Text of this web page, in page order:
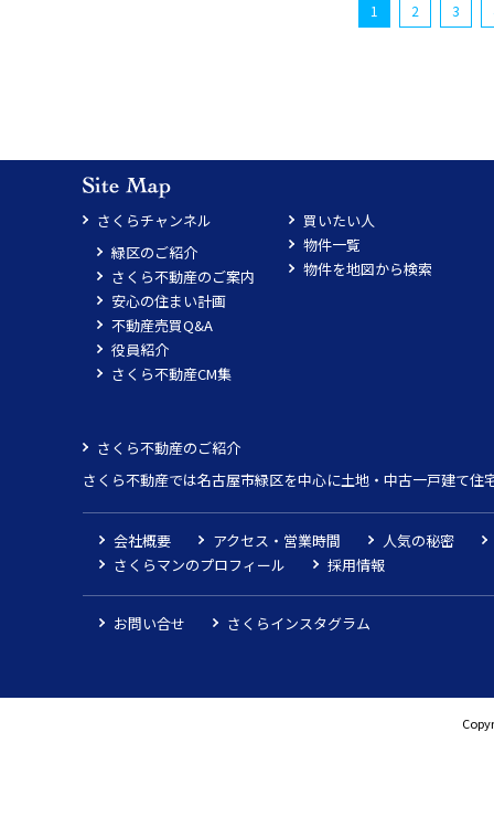
1 2 3
さくらチャンネル
緑区のご紹介
さくら不動産のご案内
安心の住まい計画
不動産売買Q&A
役員紹介
さくら不動産CM集
買いたい人
物件一覧
物件を地図から検索
さくら不動産のご紹介
さくら不動産では名古屋市緑区を中心に土地・中古一戸建て
会社概要 アクセス・営業時間
人気の秘密
さくらマンのプロフィール
採用情報
お問い合せ さくらインスタグラム